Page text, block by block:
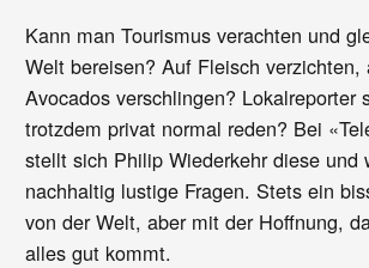
Kann man Tourismus verachten und
Welt bereisen? Auf Fleisch verzichten,
Avocados verschlingen? Lokalreporter
trotzdem privat normal reden? Bei
stellt sich Philip Wiederkehr diese und
nachhaltig lustige Fragen. Stets ein
von der Welt, aber mit der Hoffnung,
alles gut kommt.